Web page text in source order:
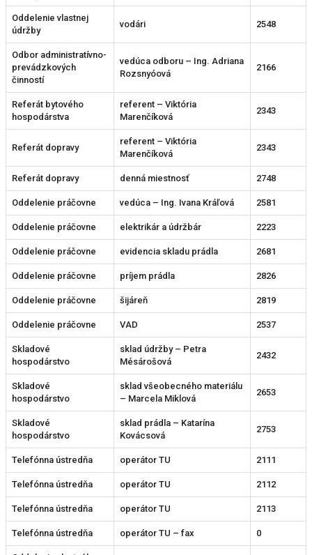
Oddelenie vlastnej
údržby
vodári 2548
Odbor administratívno-
prevádzkových
činností
vedúca odboru – Ing. Adriana
Rozsnyóová
2166
Referát bytového
hospodárstva
referent – Viktória
Marenčíková
2343
Referát dopravy
referent – Viktória
Marenčíková
2343
Referát dopravy denná miestnosť 2748
Oddelenie práčovne vedúca – Ing. Ivana Kráľová 2581
Oddelenie práčovne elektrikár a údržbár 2223
Oddelenie práčovne evidencia skladu prádla 2681
Oddelenie práčovne príjem prádla 2826
Oddelenie práčovne šijáreň 2819
Oddelenie práčovne VAD 2537
Skladové
hospodárstvo
sklad údržby – Petra
Mésárošová
2432
Skladové
hospodárstvo
sklad všeobecného materiálu
– Marcela Miklová
2653
Skladové
hospodárstvo
sklad prádla – Katarína
Kovácsová
2753
Telefónna ústredňa operátor TU 2111
Telefónna ústredňa operátor TU 2112
Telefónna ústredňa operátor TU 2113
Telefónna ústredňa operátor TU – fax 0